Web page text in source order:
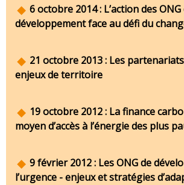
6 octobre 2014 : L’action des ONG
développement face au défi du
21 octobre 2013 : Les
enjeux de territoire
19 octobre 2012 : La finance
moyen d’accès à l’énergie des plus
9 février 2012 : Les ONG de
l’urgence - enjeux et stratégies